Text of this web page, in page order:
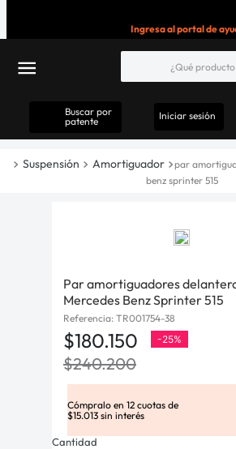
Ingresa al portal de
Buscar por
patente
Iniciar sesión
Suspensión Amortiguador
par
benz sprinter 515
Par amortiguadores
Mercedes Benz Sprinter 515
Referencia: TR001754-38
$180.150 -25%
$240.200
Cómpralo en 12 cuotas de
$15.013 sin interés
Cantidad